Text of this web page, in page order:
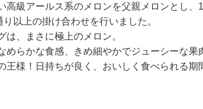
高級アールス系のメロンを父親メロンとし
以上の掛け合わせを行いました。
は、まさに極上のメロン。
めらかな食感、きめ細やかでジューシーな果
王様！日持ちが良く、おいしく食べられる期